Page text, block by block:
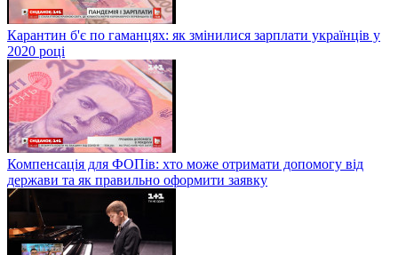
Карантин б'є по гаманцях: як змінилися зарплати українців у
2020 році
Компенсація для ФОПів: хто може отримати допомогу від
держави та як правильно оформити заявку